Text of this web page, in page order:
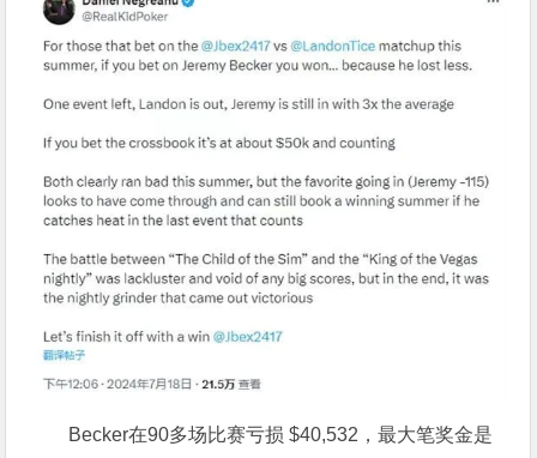
Becker在90多场比赛亏损 $40,532，最大笔奖金是